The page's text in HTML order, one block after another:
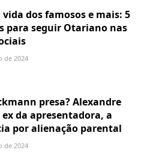
vida dos famosos e mais: 5
para seguir Otariano nas
de 2024
presa? Alexandre
ex da apresentadora, a
por alienação parental
de 2024